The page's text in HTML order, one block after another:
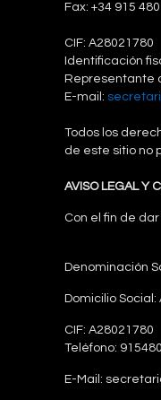
Fax: +34 915
CIF: A28021780
Identificación
Representante
E-mail:
Todos los
de este sitio no
AVISO LEGAL Y
Con el fin de
Denominación
Domicilio Social:
CIF: A28021780
Teléfono:
E-Mail: